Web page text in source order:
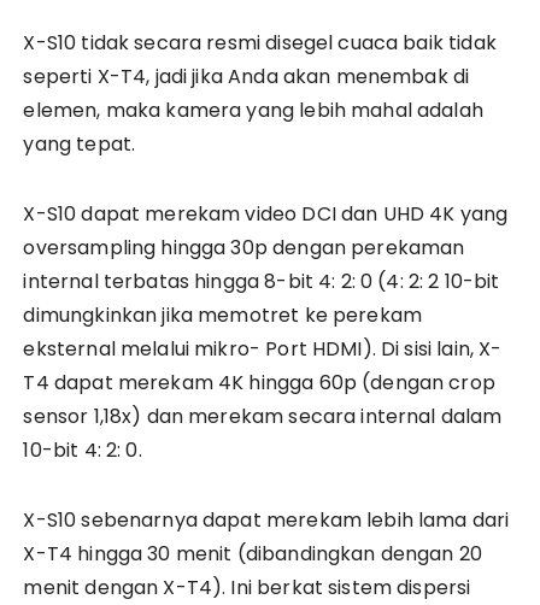
X-S10 tidak secara resmi disegel cuaca baik tidak
seperti X-T4, jadi jika Anda akan menembak di
elemen, maka kamera yang lebih mahal adalah
yang tepat.
X-S10 dapat merekam video DCI dan UHD 4K yang
oversampling hingga 30p dengan perekaman
internal terbatas hingga 8-bit 4: 2: 0 (4: 2: 2 10-bit
dimungkinkan jika memotret ke perekam
eksternal melalui mikro- Port HDMI). Di sisi lain, X-
T4 dapat merekam 4K hingga 60p (dengan crop
sensor 1,18x) dan merekam secara internal dalam
10-bit 4: 2: 0.
X-S10 sebenarnya dapat merekam lebih lama dari
X-T4 hingga 30 menit (dibandingkan dengan 20
menit dengan X-T4). Ini berkat sistem dispersi